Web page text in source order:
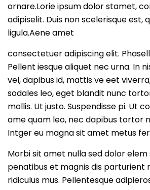
ornare.Lorie ipsum dolor stamet,
adipiselit. Duis non scelerisque est,
ligula.Aene amet
consectetuer adipiscing elit.
Pellent iesque aliquet nec urna. In
vel, dapibus id, mattis ve eet
sodales leo, eget blandit nunc
mollis. Ut justo. Suspendisse pi. Ut
ame quam leo, nec dapibus tortor
Intger eu magna sit amet metus
Morbi sit amet nulla sed dolor elem
penatibus et magnis dis parturient
ridiculus mus. Pellentesque